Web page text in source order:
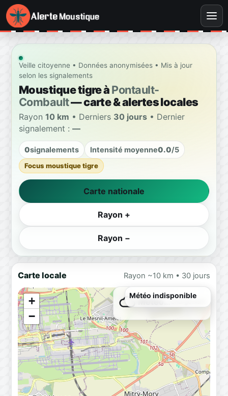
Veille citoyenne • Données anonymisées • Mis à jour
selon les signalements
Moustique tigre àPontault-
Combault— carte & alertes locales
Rayon 10 km • Derniers 30 jours • Dernier
signalement : —
0signalements Intensité moyenne0.0/5
Focus moustique tigre
Carte nationale
Rayon +
Rayon −
Carte locale Rayon ~10 km • 30 jours
+
−
Météo…Chargement